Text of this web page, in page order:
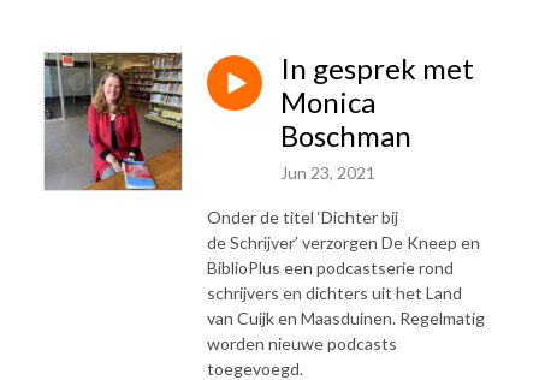
In gesprek met
Monica
Boschman
Jun 23, 2021
Onder de titel ‘Dichter bij
de Schrijver’ verzorgen De Kneep en
BiblioPlus een podcastserie rond
schrijvers en dichters uit het Land
van Cuijk en Maasduinen. Regelmatig
worden nieuwe podcasts
toegevoegd.